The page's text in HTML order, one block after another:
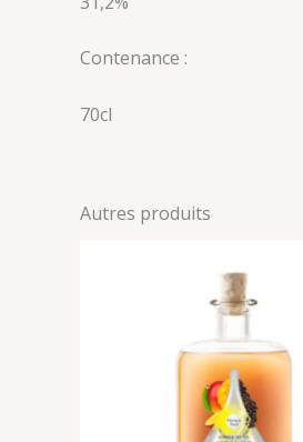
Contenance :
70cl
Autres produits